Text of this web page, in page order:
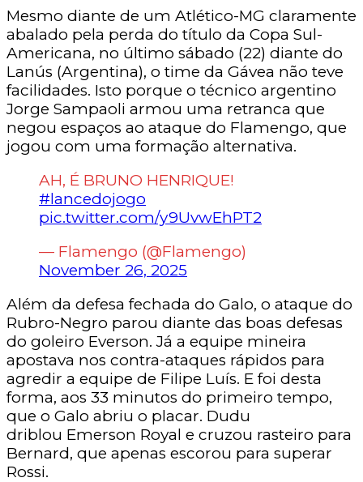
Mesmo diante de um Atlético-MG claramente
abalado pela perda do título da Copa Sul-
Americana, no último sábado (22) diante do
Lanús (Argentina), o time da Gávea não teve
facilidades. Isto porque o técnico argentino
Jorge Sampaoli armou uma retranca que
negou espaços ao ataque do Flamengo, que
jogou com uma formação alternativa.
AH, É BRUNO HENRIQUE!
#lancedojogo
pic.twitter.com/y9UvwEhPT2
— Flamengo (@Flamengo)
November 26, 2025
Além da defesa fechada do Galo, o ataque do
Rubro-Negro parou diante das boas defesas
do goleiro Everson. Já a equipe mineira
apostava nos contra-ataques rápidos para
agredir a equipe de Filipe Luís. E foi desta
forma, aos 33 minutos do primeiro tempo,
que o Galo abriu o placar. Dudu
driblou Emerson Royal e cruzou rasteiro para
Bernard, que apenas escorou para superar
Rossi.